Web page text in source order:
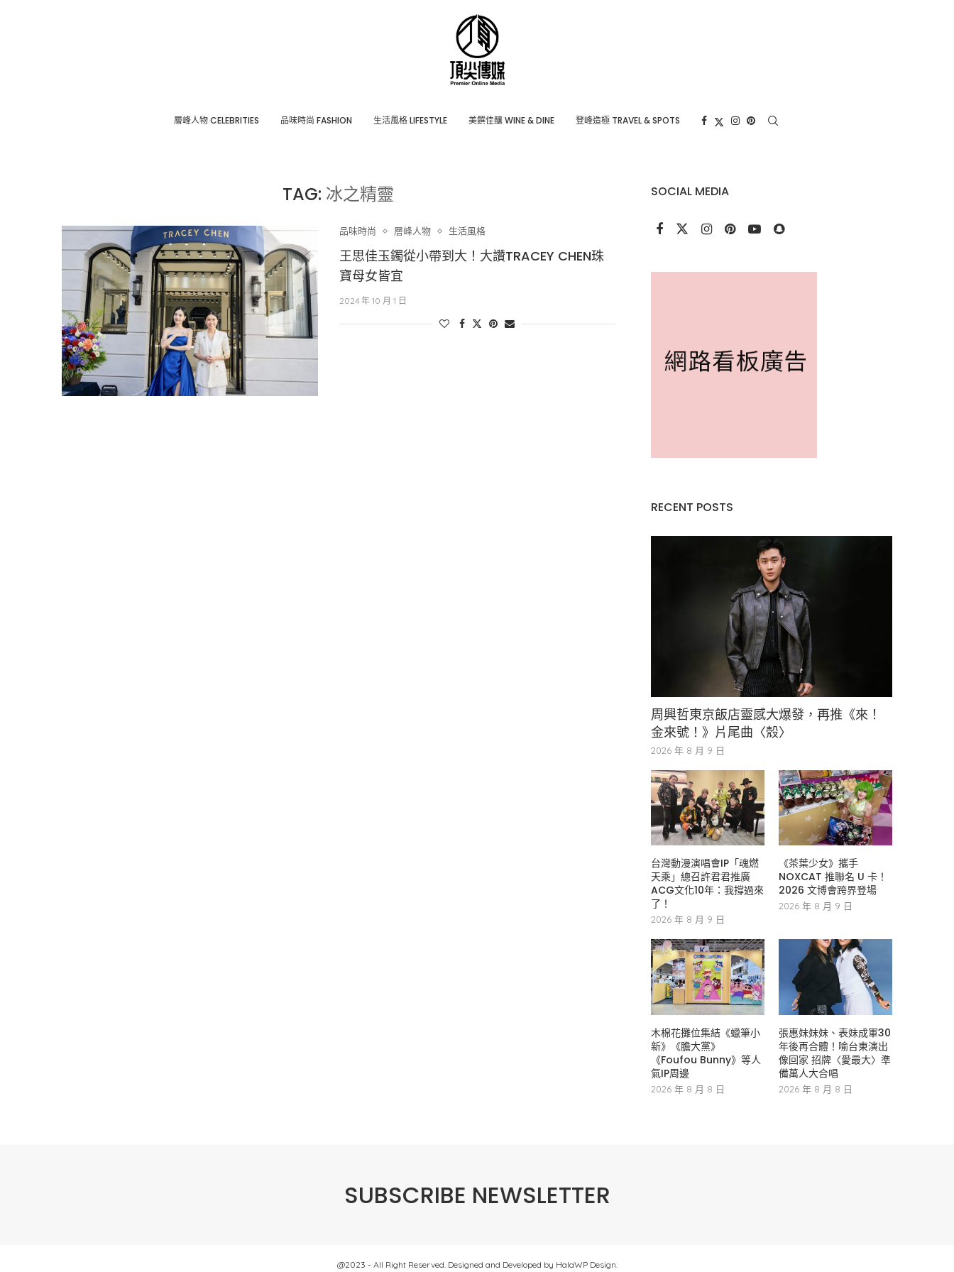
層峰⼈物 CELEBRITIES 品味時尚 FASHION ⽣活風格 LIFESTYLE 美饌佳釀 WINE & DINE 登峰造極 TRAVEL & SPOTS
TAG: 冰之精靈
品味時尚 層峰⼈物 生活風格
王思佳玉鐲從小帶到大！大讚TRACEY CHEN珠
寶母女皆宜
2024 年 10 月 1 日
SOCIAL MEDIA
RECENT POSTS
周興哲東京飯店靈感大爆發，再推《來！
金來號！》片尾曲〈殼〉
2026 年 8 月 9 日
台灣動漫演唱會IP「魂燃
天乘」總召許君君推廣
ACG文化10年：我撐過來
了！
2026 年 8 月 9 日
《茶葉少女》攜手
NOXCAT 推聯名 U 卡！
2026 文博會跨界登場
2026 年 8 月 9 日
木棉花攤位集結《蠟筆小
新》《膽大黨》
《Foufou Bunny》等人
氣IP周邊
2026 年 8 月 8 日
張惠妹妹妹、表妹成軍30
年後再合體！喻台東演出
像回家 招牌〈愛最大〉準
備萬人大合唱
2026 年 8 月 8 日
SUBSCRIBE NEWSLETTER
@2023 - All Right Reserved. Designed and Developed by HalaWP Design.